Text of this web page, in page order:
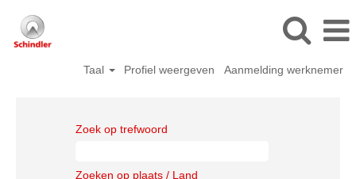
Taal Profiel weergeven Aanmelding werknemer
Zoek op trefwoord
Zoeken op plaats / Land